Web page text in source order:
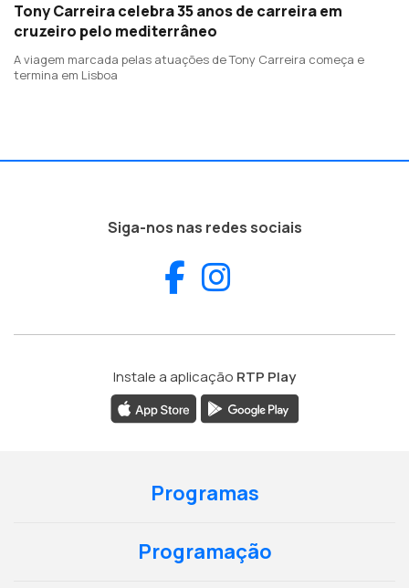
Tony Carreira celebra 35 anos de carreira em
cruzeiro pelo mediterrâneo
A viagem marcada pelas atuações de Tony Carreira começa e
termina em Lisboa
Siga-nos nas redes sociais
Facebook
Instale a aplicação RTP Play
Programas
Programação